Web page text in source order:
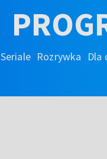
Seriale Rozrywka Dla